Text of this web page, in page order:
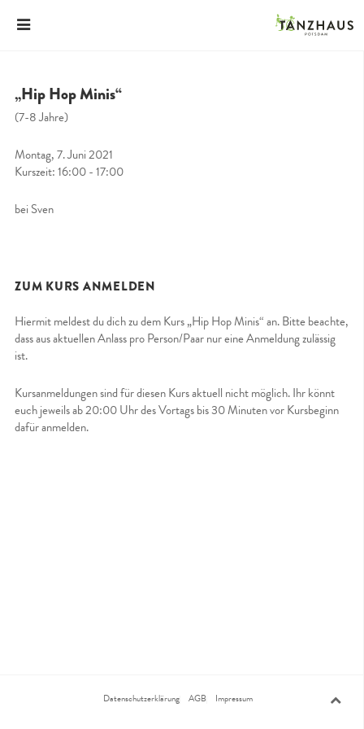
„Hip Hop Minis“
(7-8 Jahre)
Montag, 7. Juni 2021
Kurszeit: 16:00 - 17:00
bei Sven
ZUM KURS ANMELDEN
Hiermit meldest du dich zu dem Kurs „Hip Hop Minis“ an. Bitte beachte,
dass aus aktuellen Anlass pro Person/Paar nur eine Anmeldung zulässig
ist.
Kursanmeldungen sind für diesen Kurs aktuell nicht möglich. Ihr könnt
euch jeweils ab 20:00 Uhr des Vortags bis 30 Minuten vor Kursbeginn
dafür anmelden.
Datenschutzerklärung AGB Impressum